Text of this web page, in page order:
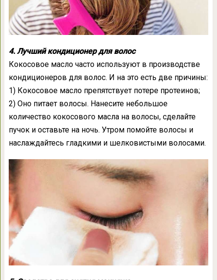
4. Лучший кондиционер для волос
Кокосовое масло часто используют в производстве
кондиционеров для волос. И на это есть две причины:
1) Кокосовое масло препятствует потере протеинов;
2) Оно питает волосы. Нанесите небольшое
количество кокосового масла на волосы, сделайте
пучок и оставьте на ночь. Утром помойте волосы и
наслаждайтесь гладкими и шелковистыми волосами.